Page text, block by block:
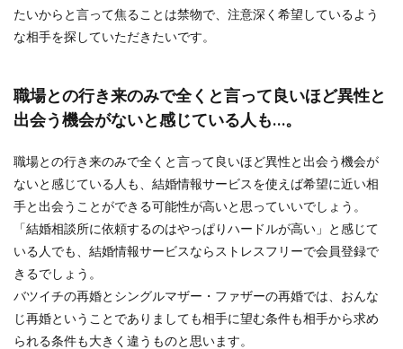
たいからと言って焦ることは禁物で、注意深く希望しているよう
な相手を探していただきたいです。
職場との行き来のみで全くと言って良いほど異性と
出会う機会がないと感じている人も…。
職場との行き来のみで全くと言って良いほど異性と出会う機会が
ないと感じている人も、結婚情報サービスを使えば希望に近い相
手と出会うことができる可能性が高いと思っていいでしょう。
「結婚相談所に依頼するのはやっぱりハードルが高い」と感じて
いる人でも、結婚情報サービスならストレスフリーで会員登録で
きるでしょう。
バツイチの再婚とシングルマザー・ファザーの再婚では、おんな
じ再婚ということでありましても相手に望む条件も相手から求め
られる条件も大きく違うものと思います。